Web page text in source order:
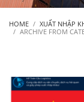
HOME
XUẤT NHẬP
ARCHIVE FROM